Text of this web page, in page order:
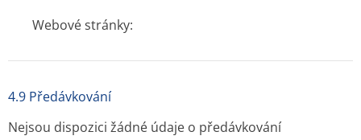
Webové stránky:
4.9 Předávkování
Nejsou dispozici žádné údaje o předávkování